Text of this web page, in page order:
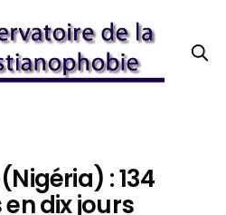
: 134
dix jours